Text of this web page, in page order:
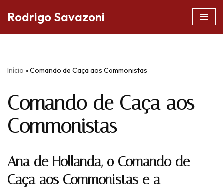
conteúdo
Rodrigo Savazoni
Início »Comando de Caça aos Commonistas
Comando de Caça aos
Commonistas
Ana de Hollanda, o Comando de
Caça aos Commonistas e a